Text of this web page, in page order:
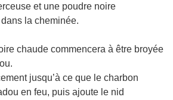
et une poudre noire
la cheminée.
chaude commencera à être broyée
jusqu’à ce que le charbon
en feu, puis ajoute le nid